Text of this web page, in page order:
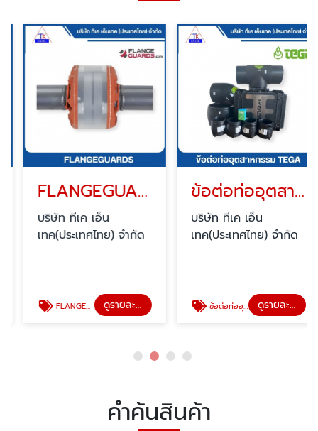
FLANGEGUARDS
บริษัท ทีเค เอ็น
เทค(ประเทศไทย) จำกัด
FLANGEGUARDS ดูรายละเอียด
ข้อต่อท่ออุตสาหกรรม TEGA
บริษัท ทีเค เอ็น
เทค(ประเทศไทย) จำกัด
ข้อต่อท่ออุตสาหกรรม TEGA ดูรายละเอียด
คำค้นสินค้า